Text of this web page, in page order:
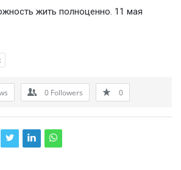
жить полноценно. 11 мая
0 Followers 0